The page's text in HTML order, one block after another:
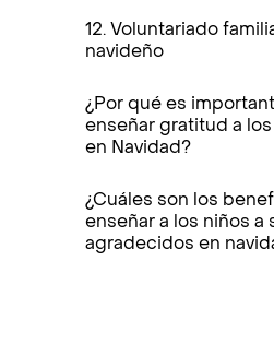
12. Voluntariado
navideño
¿Por qué es
enseñar gratitud a
en Navidad?
¿Cuáles son los
enseñar a los niños a
agradecidos en